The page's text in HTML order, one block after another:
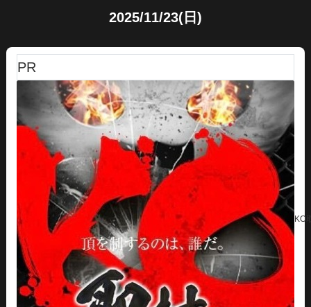
2025/11/23(日)
PR
KO